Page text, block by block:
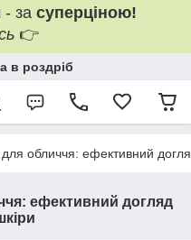
- за суперціною!
👉
в роздріб
для обличчя: ефективний
ефективний догляд